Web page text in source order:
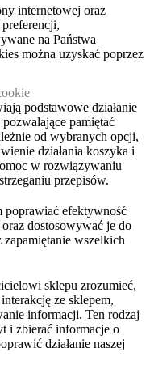
internetowej oraz
na Państwa
można uzyskać poprzez
podstawowe działanie
pamiętać
od wybranych opcji,
działania koszyka i
w rozwiązywaniu
przepisów.
poprawiać efektywność
dostosowywać je do
wszelkich
sklepu zrozumieć,
ze sklepem,
informacji. Ten rodzaj
i zbierać informacje o
działanie naszej